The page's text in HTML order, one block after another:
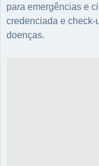
para emergências e
credenciada e check-
doenças.